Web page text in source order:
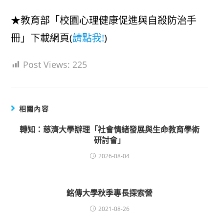
★教育部「校園心理健康促進與自殺防治手
冊」下載網頁(請點我!)
Post Views: 225
相關內容
轉知：慈濟大學辦理「社會情緒發展與生命教育學術
研討會」
2026-08-04
銘傳大學秋季專長探索營
2021-08-26